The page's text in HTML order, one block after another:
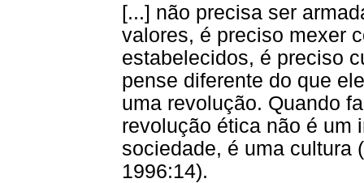
[...] não precisa ser
valores, é preciso mexer
estabelecidos, é preciso
pense diferente do que
uma revolução. Quando
revolução ética não é um
sociedade, é uma cultura
1996:14).